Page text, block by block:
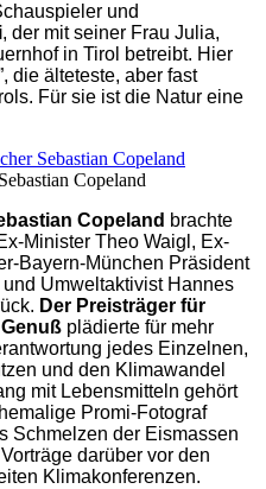
und
, der mit seiner Frau Julia,
in Tirol betreibt. Hier
die älteteste, aber fast
Für sie ist die Natur eine
Copeland
Copeland brachte
Minister Theo Waigl, Ex-
Bayern-München Präsident
Umweltaktivist Hannes
Der Preisträger für
plädierte für mehr
jedes Einzelnen,
und den Klimawandel
mit Lebensmitteln gehört
Promi-Fotograf
Schmelzen der Eismassen
darüber vor den
Klimakonferenzen.